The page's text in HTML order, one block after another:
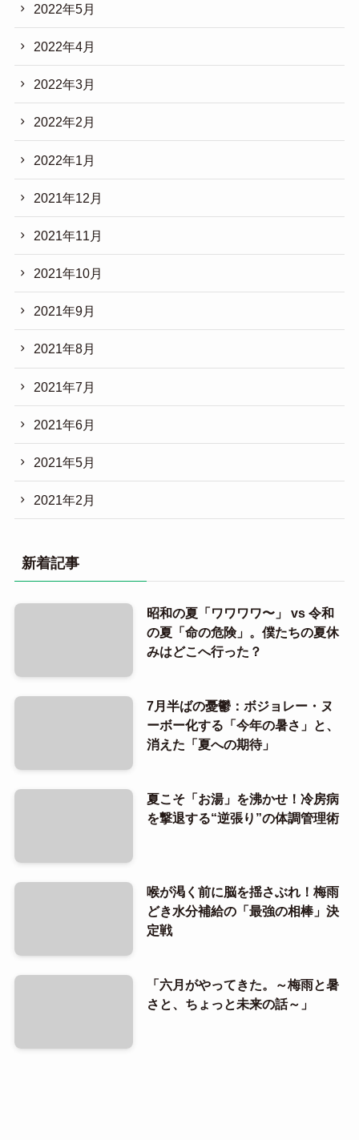
2022年5月
2022年4月
2022年3月
2022年2月
2022年1月
2021年12月
2021年11月
2021年10月
2021年9月
2021年8月
2021年7月
2021年6月
2021年5月
2021年2月
新着記事
昭和の夏「ワワワワ〜」 vs 令和
の夏「命の危険」。僕たちの夏休
みはどこへ行った？
7月半ばの憂鬱：ボジョレー・ヌ
ーボー化する「今年の暑さ」と、
消えた「夏への期待」
夏こそ「お湯」を沸かせ！冷房病
を撃退する“逆張り”の体調管理術
喉が渇く前に脳を揺さぶれ！梅雨
どき水分補給の「最強の相棒」決
定戦
「六月がやってきた。～梅雨と暑
さと、ちょっと未来の話～」